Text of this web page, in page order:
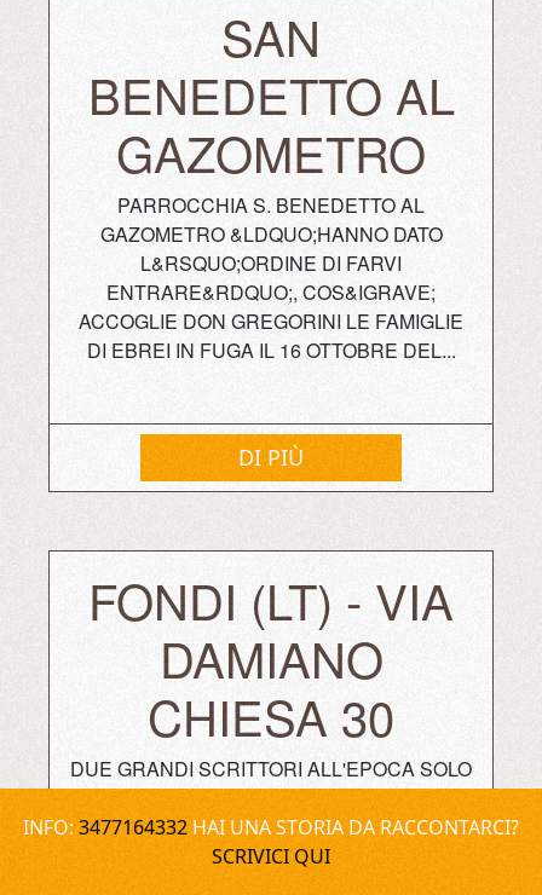
SAN
BENEDETTO AL
GAZOMETRO
PARROCCHIA S. BENEDETTO AL
GAZOMETRO &LDQUO;HANNO DATO
L&RSQUO;ORDINE DI FARVI
ENTRARE&RDQUO;, COS&IGRAVE;
ACCOGLIE DON GREGORINI LE FAMIGLIE
DI EBREI IN FUGA IL 16 OTTOBRE DEL...
DI PIÙ
FONDI (LT) - VIA
DAMIANO
CHIESA 30
DUE GRANDI SCRITTORI ALL'EPOCA SOLO
GIOVANI SPOSI, UNA FAMIGLIA
CORAGGIOSA E LA CAMPAGNA DI FONDI.
INFO: 3477164332 HAI UNA STORIA DA RACCONTARCI?
SCRIVICI QUI